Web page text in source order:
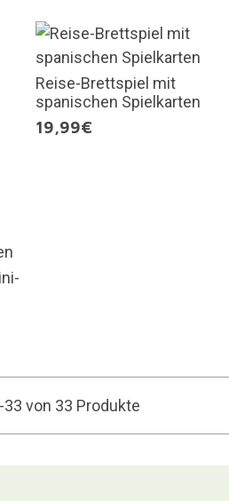
Reise-Brettspiel mit
spanischen Spielkarten
19,99€
von 33 Produkte